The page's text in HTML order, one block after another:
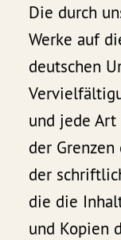
Die durch
Werke auf
deutschen
und jede
der
der
die die
und Kopien